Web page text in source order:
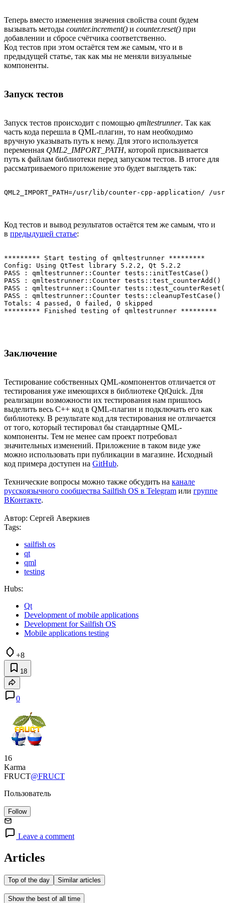
Теперь вместо изменения значения свойства count будем
вызывать методы counter.increment() и counter.reset() при
добавлении и сбросе счётчика соответственно.
Код тестов при этом остаётся тем же самым, что и в
предыдущей статье, так как мы не меняли визуальные
компоненты.
Запуск тестов
Запуск тестов происходит с помощью qmltestrunner. Так как
часть кода перешла в QML-плагин, то нам необходимо
вручную указывать путь к нему. Для этого используется
переменная QML2_IMPORT_PATH, которой присваивается
путь к файлам библиотеки перед запуском тестов. В итоге для
рассматриваемого приложение это будет выглядеть так:
Код тестов и вывод результатов остаётся тем же самым, что и
в предыдущей статье:
********* Start testing of qmltestrunner *********
Config: Using QtTest library 5.2.2, Qt 5.2.2
PASS : qmltestrunner::Counter tests::initTestCase()
PASS : qmltestrunner::Counter tests::test_counterAdd()
PASS : qmltestrunner::Counter
PASS : qmltestrunner::Counter tests::cleanupTestCase()
Totals: 4 passed, 0 failed, 0 skipped
Заключение
Тестирование собственных QML-компонентов отличается от
тестирования уже имеющихся в библиотеке QtQuick. Для
реализации возможности их тестирования нам пришлось
выделить весь C++ код в QML-плагин и подключать его как
библиотеку. В результате код для тестирования не отличается
от того, который тестировал бы стандартные QML-
компоненты. Тем не менее сам проект потребовал
значительных изменений. Приложение в таком виде уже
можно использовать при публикации в магазине. Исходный
код примера доступен на GitHub.
Технические вопросы можно также обсудить на канале
русскоязычного сообщества Sailfish OS в Telegram или группе
ВКонтакте.
Автор: Сергей Аверкиев
Tags:
sailfish os
qt
qml
testing
Hubs:
Qt
Development of mobile applications
Development for Sailfish OS
Mobile applications testing
+8
18
0
16
Karma
FRUCT@FRUCT
Пользователь
Follow
Leave a comment
Articles
Top of the day Similar articles
Show the best of all time